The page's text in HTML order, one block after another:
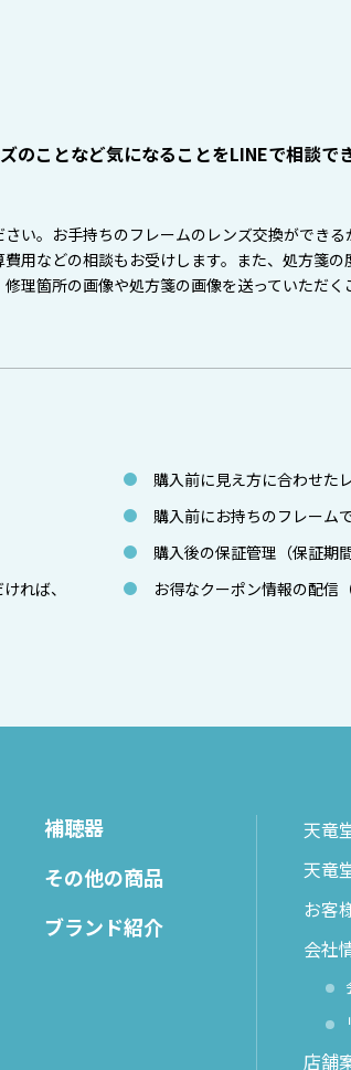
ことなど気になることをLINEで相談でき
い。お手持ちのフレームのレンズ交換ができる
用などの相談もお受けします。また、処方箋の
理箇所の画像や処方箋の画像を送っていただく
購入前に見え方に合わせた
購入前にお持ちのフレーム
購入後の保証管理（保証期
れば、
お得なクーポン情報の配信
補聴器
その他の商品
ブランド紹介
天竜
天竜
お客
会社
店舗